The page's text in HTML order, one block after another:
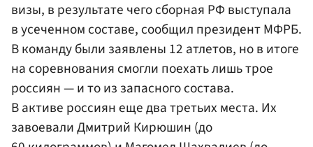
визы, в результате чего сборная РФ выступала
в усеченном составе, сообщил президент МФРБ.
В команду были заявлены 12 атлетов, но в итоге
на соревнования смогли поехать лишь трое
россиян — и то из запасного состава.
В активе россиян еще два третьих места. Их
завоевали Дмитрий Кирюшин (до